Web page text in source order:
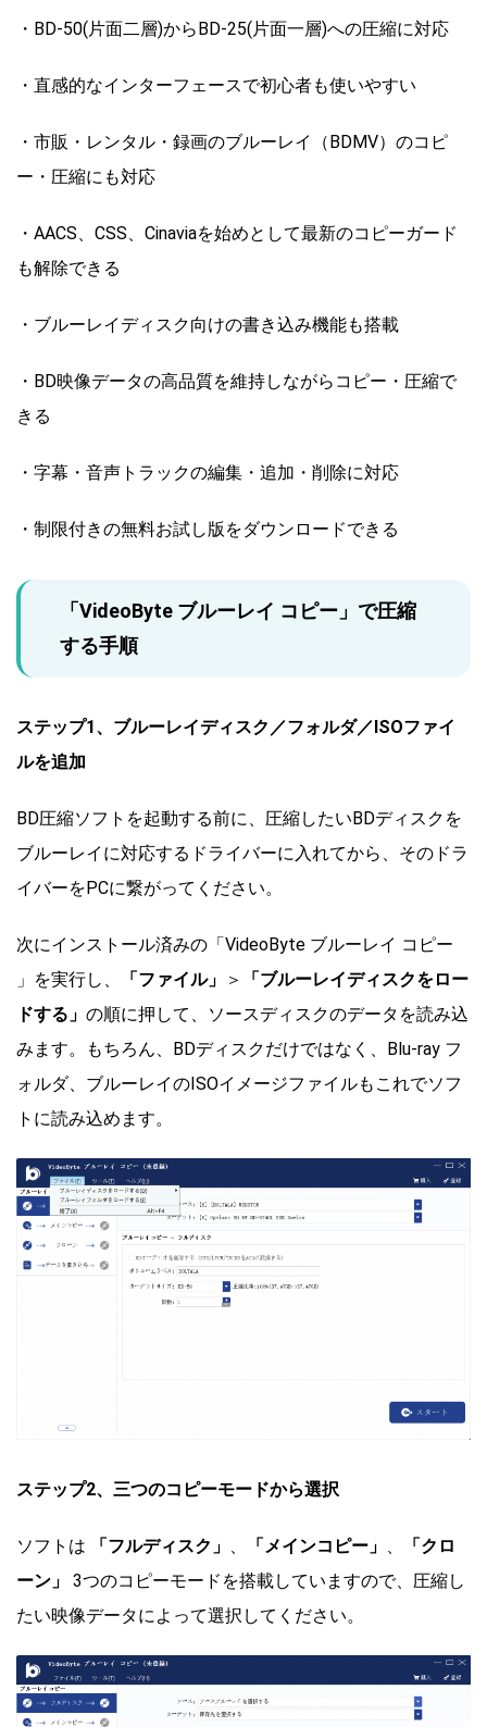
・BD-50(片面二層)からBD-25(片面一層)への圧縮に対応
・直感的なインターフェースで初心者も使いやすい
・市販・レンタル・録画のブルーレイ（BDMV）のコピ
ー・圧縮にも対応
・AACS、CSS、Cinaviaを始めとして最新のコピーガード
も解除できる
・ブルーレイディスク向けの書き込み機能も搭載
・BD映像データの高品質を維持しながらコピー・圧縮で
きる
・字幕・音声トラックの編集・追加・削除に対応
・制限付きの無料お試し版をダウンロードできる
「VideoByte ブルーレイ コピー」で圧縮
する手順
ステップ1、 ブルーレイディスク／フォルダ／ISOファイ
ルを追加
BD圧縮ソフトを起動する前に、圧縮したいBDディスクを
ブルーレイに対応するドライバーに入れてから、そのドラ
イバーをPCに繋がってください。
次にインストール済みの「VideoByte ブルーレイ コピー
」を実行し、
「ファイル」 ＞
「ブルーレイディスクをロー
ドする」 の順に押して、ソースディスクのデータを読み込
みます。もちろん、BDディスクだけではなく、Blu-ray フ
ォルダ、ブルーレイのISOイメージファイルもこれでソフ
トに読み込めます。
ステップ2、三つのコピーモードから選択
ソフトは 「フルディスク」 「メインコピー」
「クロ
ーン」
3つのコピーモードを搭載していますので、圧縮し
たい映像データによって選択してください。